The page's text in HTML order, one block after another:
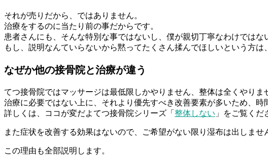
それが売りだから、ではありません。
治療をするのに当たり前の事だからです。
患者さんにも、そんな特別な事ではないし、僕が親切丁寧なわけでは
もし、説明なんていらないから黙ってたくさん揉んでほしいという方は
なぜか他の接骨院と治療が違う
てつ接骨院ではマッサージは最低限しかやりません、整体は全くやりま
治療に必要ではない上に、それより優先すべき改善要素が多いため、時
詳しくは、ココが変だよてつ接骨院シリーズ「 整体しない 」をご覧くだ
また症状を改善する効果はないので、ご希望がない限り湿布は出しませ
この理由も全部説明します。